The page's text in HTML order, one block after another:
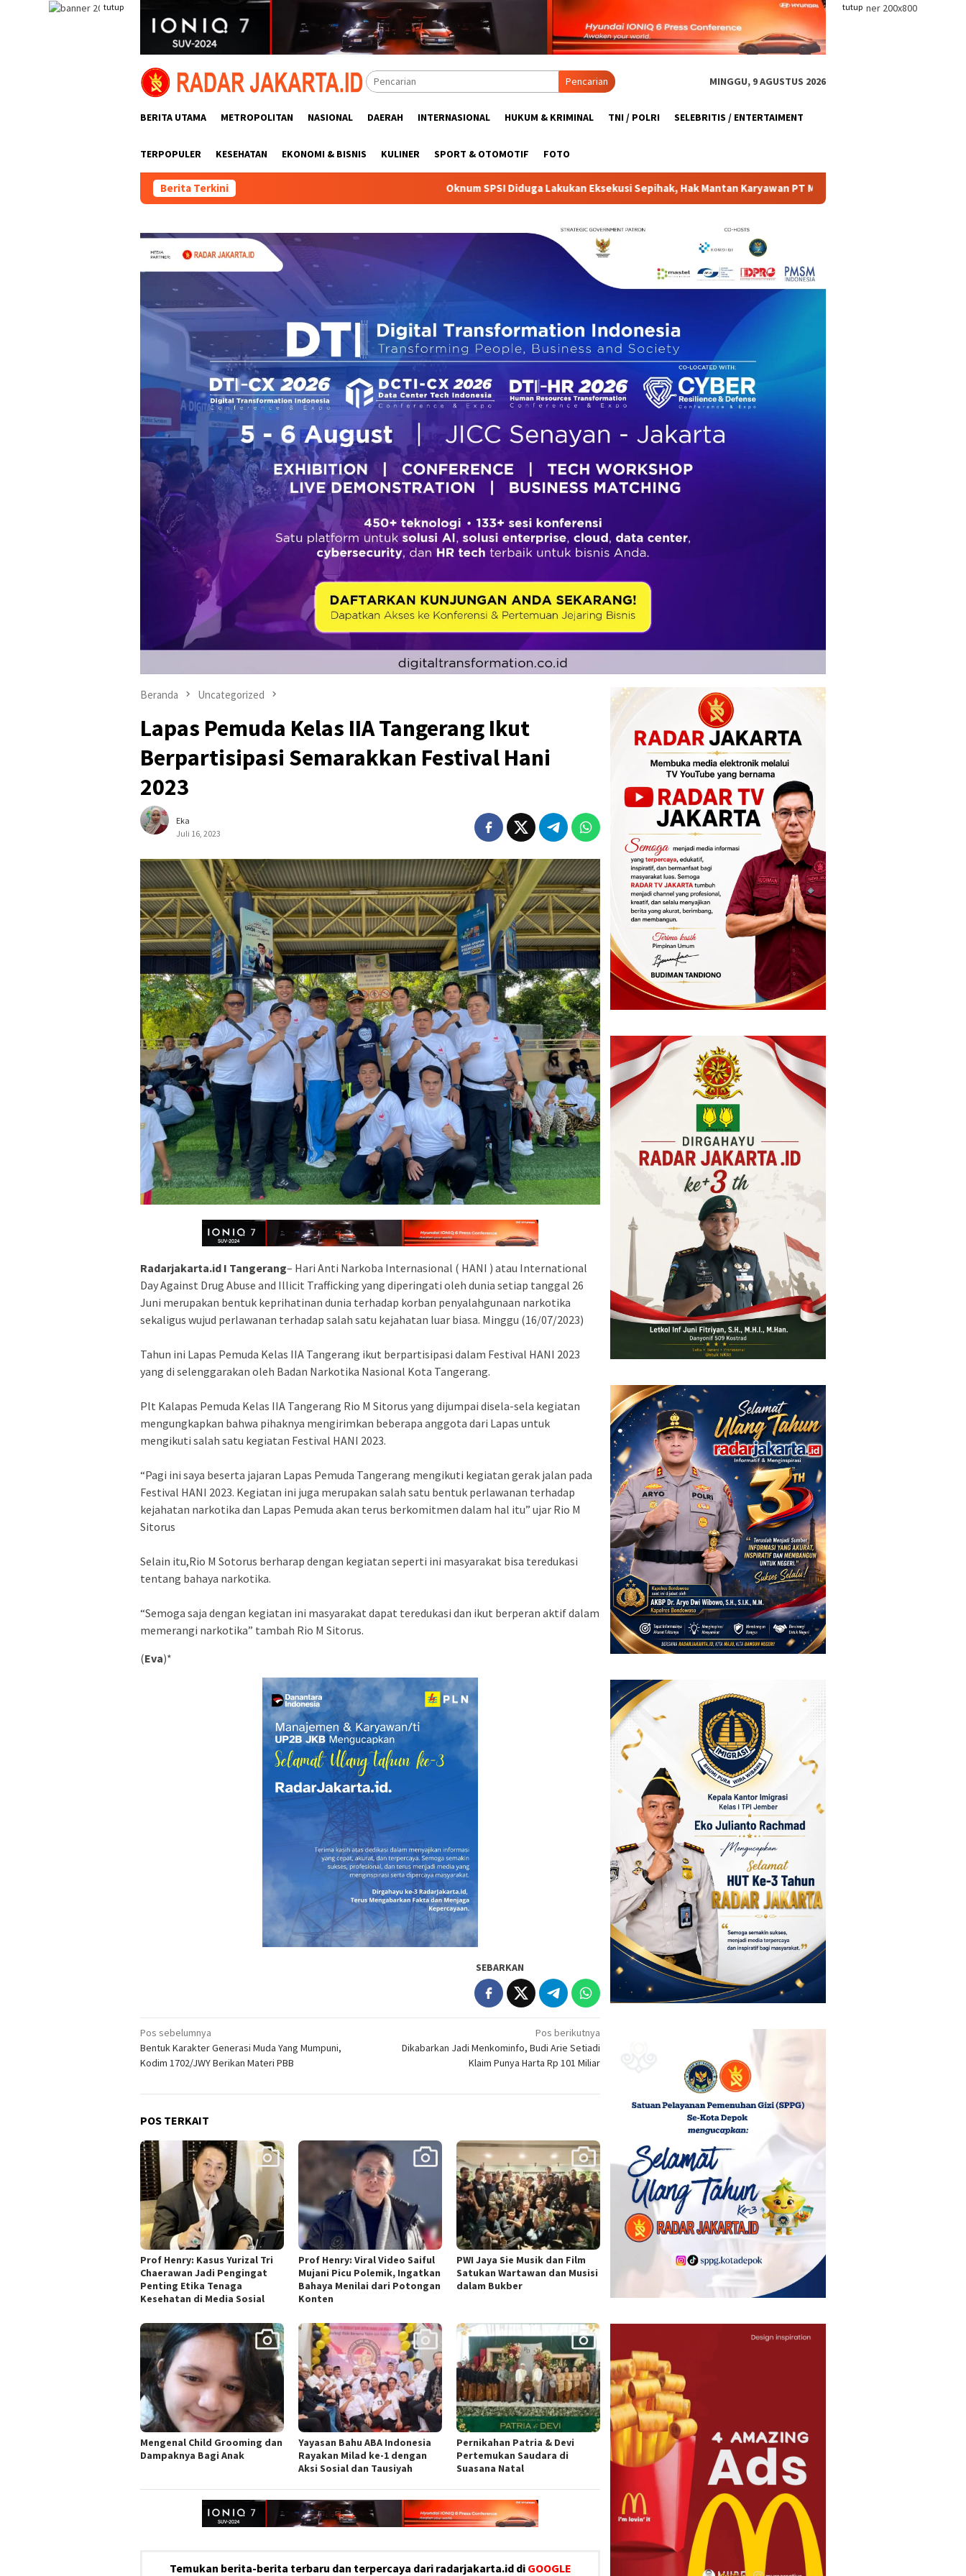
tutup tutup
Pencarian MINGGU, 9 AGUSTUS 2026
BERITA UTAMA METROPOLITAN NASIONAL DAERAH INTERNASIONAL HUKUM & KRIMINAL TNI / POLRI SELEBRITIS / ENTERTAIMENT
TERPOPULER KESEHATAN EKONOMI & BISNIS KULINER SPORT & OTOMOTIF FOTO
Berita Terkini Oknum SPSI Diduga Lakukan Eksekusi Sepihak, Hak Mantan Karyawan PT Matahari Sentosa Jaya Terabaikan
Beranda Uncategorized
Lapas Pemuda Kelas IIA Tangerang Ikut
Berpartisipasi Semarakkan Festival Hani
2023
Eka
Juli 16, 2023
Radarjakarta.id I Tangerang– Hari Anti Narkoba Internasional ( HANI ) atau International
Day Against Drug Abuse and Illicit Trafficking yang diperingati oleh dunia setiap tanggal 26
Juni merupakan bentuk keprihatinan dunia terhadap korban penyalahgunaan narkotika
sekaligus wujud perlawanan terhadap salah satu kejahatan luar biasa. Minggu (16/07/2023)
Tahun ini Lapas Pemuda Kelas IIA Tangerang ikut berpartisipasi dalam Festival HANI 2023
yang di selenggarakan oleh Badan Narkotika Nasional Kota Tangerang.
Plt Kalapas Pemuda Kelas IIA Tangerang Rio M Sitorus yang dijumpai disela-sela kegiatan
mengungkapkan bahwa pihaknya mengirimkan beberapa anggota dari Lapas untuk
mengikuti salah satu kegiatan Festival HANI 2023.
“Pagi ini saya beserta jajaran Lapas Pemuda Tangerang mengikuti kegiatan gerak jalan pada
Festival HANI 2023. Kegiatan ini juga merupakan salah satu bentuk perlawanan terhadap
kejahatan narkotika dan Lapas Pemuda akan terus berkomitmen dalam hal itu” ujar Rio M
Sitorus
Selain itu,Rio M Sotorus berharap dengan kegiatan seperti ini masyarakat bisa teredukasi
tentang bahaya narkotika.
“Semoga saja dengan kegiatan ini masyarakat dapat teredukasi dan ikut berperan aktif dalam
memerangi narkotika” tambah Rio M Sitorus.
(Eva)*
SEBARKAN
Navigasi
pos
Pos sebelumnya
Bentuk Karakter Generasi Muda Yang Mumpuni,
Kodim 1702/JWY Berikan Materi PBB
Pos berikutnya
Dikabarkan Jadi Menkominfo, Budi Arie Setiadi
Klaim Punya Harta Rp 101 Miliar
POS TERKAIT
Prof Henry: Kasus Yurizal Tri
Chaerawan Jadi Pengingat
Penting Etika Tenaga
Kesehatan di Media Sosial
Prof Henry: Viral Video Saiful
Mujani Picu Polemik, Ingatkan
Bahaya Menilai dari Potongan
Konten
PWI Jaya Sie Musik dan Film
Satukan Wartawan dan Musisi
dalam Bukber
Mengenal Child Grooming dan
Dampaknya Bagi Anak
Yayasan Bahu ABA Indonesia
Rayakan Milad ke-1 dengan
Aksi Sosial dan Tausiyah
Pernikahan Patria & Devi
Pertemukan Saudara di
Suasana Natal
Temukan berita-berita terbaru dan terpercaya dari radarjakarta.id di GOOGLE